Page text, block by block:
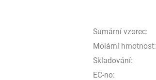
Sumární vzorec:
Molární hmotnost:
Skladování:
EC-no: